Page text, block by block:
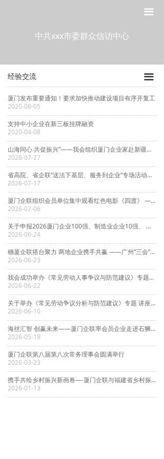
中共xxx市委群众信访中心
끀
走进工委
宣传教育
作风建设
制度建设
政策法规
党建研究
厦门发布重要通知！要求加快推动建设项目有序开复工
2020-06-05
支持中小企业在新三板挂牌融资
2020-04-08
山海同心 共促振兴”——我会组织厦门企业家赴新疆开展党建+产业协作考察交流活动
2026-07-27
省高院、省企联“送法下基层、服务到企业”专场活动在厦门举办
2026-07-17
厦门企联组织会员单位集中观看红色电影《四渡》 ——热烈庆祝中国共产党成立105周年 纪念红军长征胜利90周年
2026-07-06
关于申报2026厦门企业100强、制造业企业10强、 服务业企业10强、专精特新企业10强、绿色企业10强、建筑业企业10强、物流业企业10强、台资企业10强 的通知
2026-06-24
穗厦企联搭台聚力 两地企业携手共赢 ——广州“三会”组织企业家赴厦门考察交流
2026-06-23
我会成功举办《常见劳动人事争议与防范建议》专题讲座
2026-06-22
关于举办《常见劳动争议分析与防范建议》专题 讲座的通知
2026-06-10
海丝汇智 创赢未来——厦门企联率会员企业走进石狮考察交流活动圆满举行
2026-05-19
厦门企联第八届第八次常务理事会圆满举行
2026-03-23
携手共绘乡村振兴新画卷—-厦门企联与福建省乡村振兴服务团座谈交流暨战略合作签约仪式成功举行
2026-01-13
끀
经验交流
通知通告
经验交流